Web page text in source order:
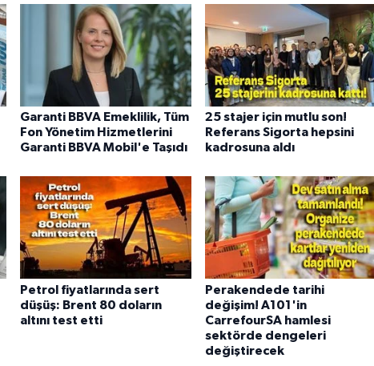
Garanti BBVA Emeklilik, Tüm
Fon Yönetim Hizmetlerini
Garanti BBVA Mobil'e Taşıdı
25 stajer için mutlu son!
Referans Sigorta hepsini
kadrosuna aldı
Petrol fiyatlarında sert
düşüş: Brent 80 doların
altını test etti
Perakendede tarihi
değişim! A101'in
CarrefourSA hamlesi
sektörde dengeleri
değiştirecek